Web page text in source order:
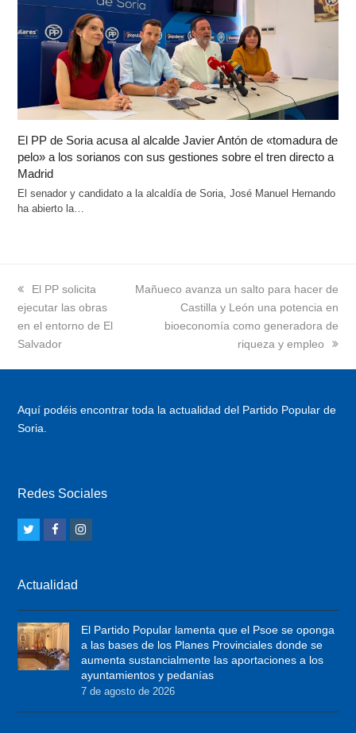
El PP de Soria acusa al alcalde Javier Antón de «tomadura de
pelo» a los sorianos con sus gestiones sobre el tren directo a
Madrid
El senador y candidato a la alcaldía de Soria, José Manuel Hernando
ha abierto la…
previous
post:
El PP solicita
ejecutar las obras
en el entorno de El
Salvador
next
Mañueco avanza un salto para hacer de
Castilla y León una potencia en
bioeconomía como generadora de
riqueza y empleo
Aquí podéis encontrar toda la actualidad del Partido Popular de
Soria.
Redes Sociales
t
t
e
r
F
e
b
o
a
g
r
a
Actualidad
El Partido Popular lamenta que el Psoe se oponga
a las bases de los Planes Provinciales donde se
aumenta sustancialmente las aportaciones a los
ayuntamientos y pedanías
7 de agosto de 2026